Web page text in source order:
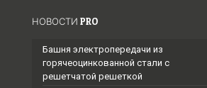
НОВОСТИ PRO
Башня электропередачи из
горячеоцинкованной стали с
решетчатой ​​решеткой